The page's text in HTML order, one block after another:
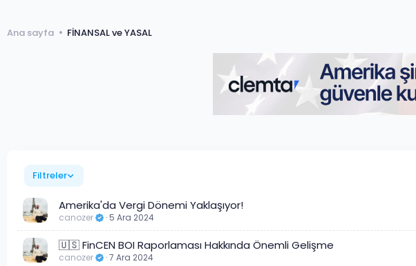
Ana sayfa FİNANSAL ve YASAL
Filtreler
Amerika'da Vergi Dönemi Yaklaşıyor!
canozer 5 Ara 2024
🇺🇸 FinCEN BOI Raporlaması Hakkında Önemli Gelişme
canozer 7 Ara 2024